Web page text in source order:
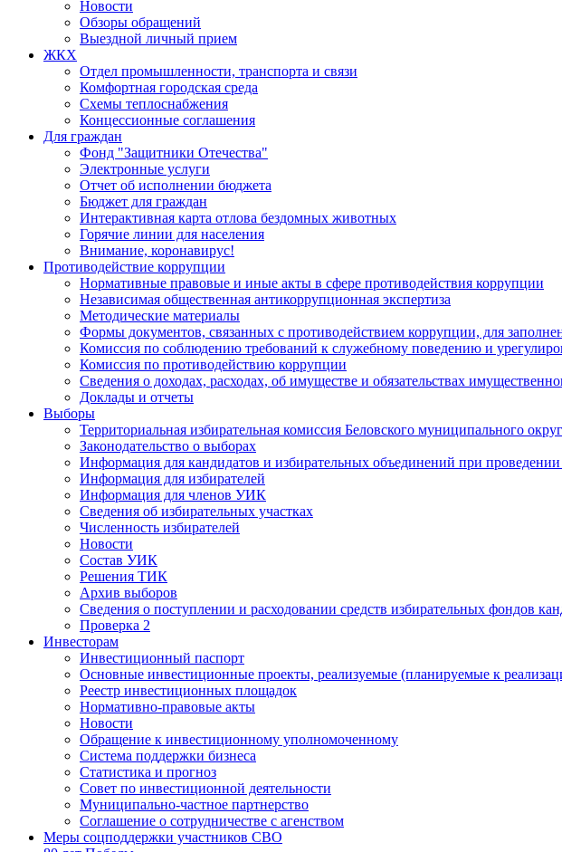
Новости
Обзоры обращений
Выездной личный прием
ЖКХ
Отдел промышленности, транспорта и связи
Комфортная городская среда
Схемы теплоснабжения
Концессионные соглашения
Для граждан
Фонд "Защитники Отечества"
Электронные услуги
Отчет об исполнении бюджета
Бюджет для граждан
Интерактивная карта отлова бездомных животных
Горячие линии для населения
Внимание, коронавирус!
Противодействие коррупции
Нормативные правовые и иные акты в сфере противодействия коррупции
Независимая общественная антикоррупционная экспертиза
Методические материалы
Формы документов, связанных с противодействием коррупции, для
Комиссия по соблюдению требований к служебному поведению и
Комиссия по противодействию коррупции
Сведения о доходах, расходах, об имуществе и обязательствах
Доклады и отчеты
Выборы
Территориальная избирательная комиссия Беловского муниципального
Законодательство о выборах
Информация для кандидатов и избирательных объединений при
Информация для избирателей
Информация для членов УИК
Сведения об избирательных участках
Численность избирателей
Новости
Состав УИК
Решения ТИК
Архив выборов
Сведения о поступлении и расходовании средств избирательных фондов
Проверка 2
Инвесторам
Инвестиционный паспорт
Основные инвестиционные проекты, реализуемые (планируемые к
Реестр инвестиционных площадок
Нормативно-правовые акты
Новости
Обращение к инвестиционному уполномоченному
Система поддержки бизнеса
Статистика и прогноз
Совет по инвестиционной деятельности
Муниципально-частное партнерство
Соглашение о сотрудничестве с агенством
Меры соцподдержки участников СВО